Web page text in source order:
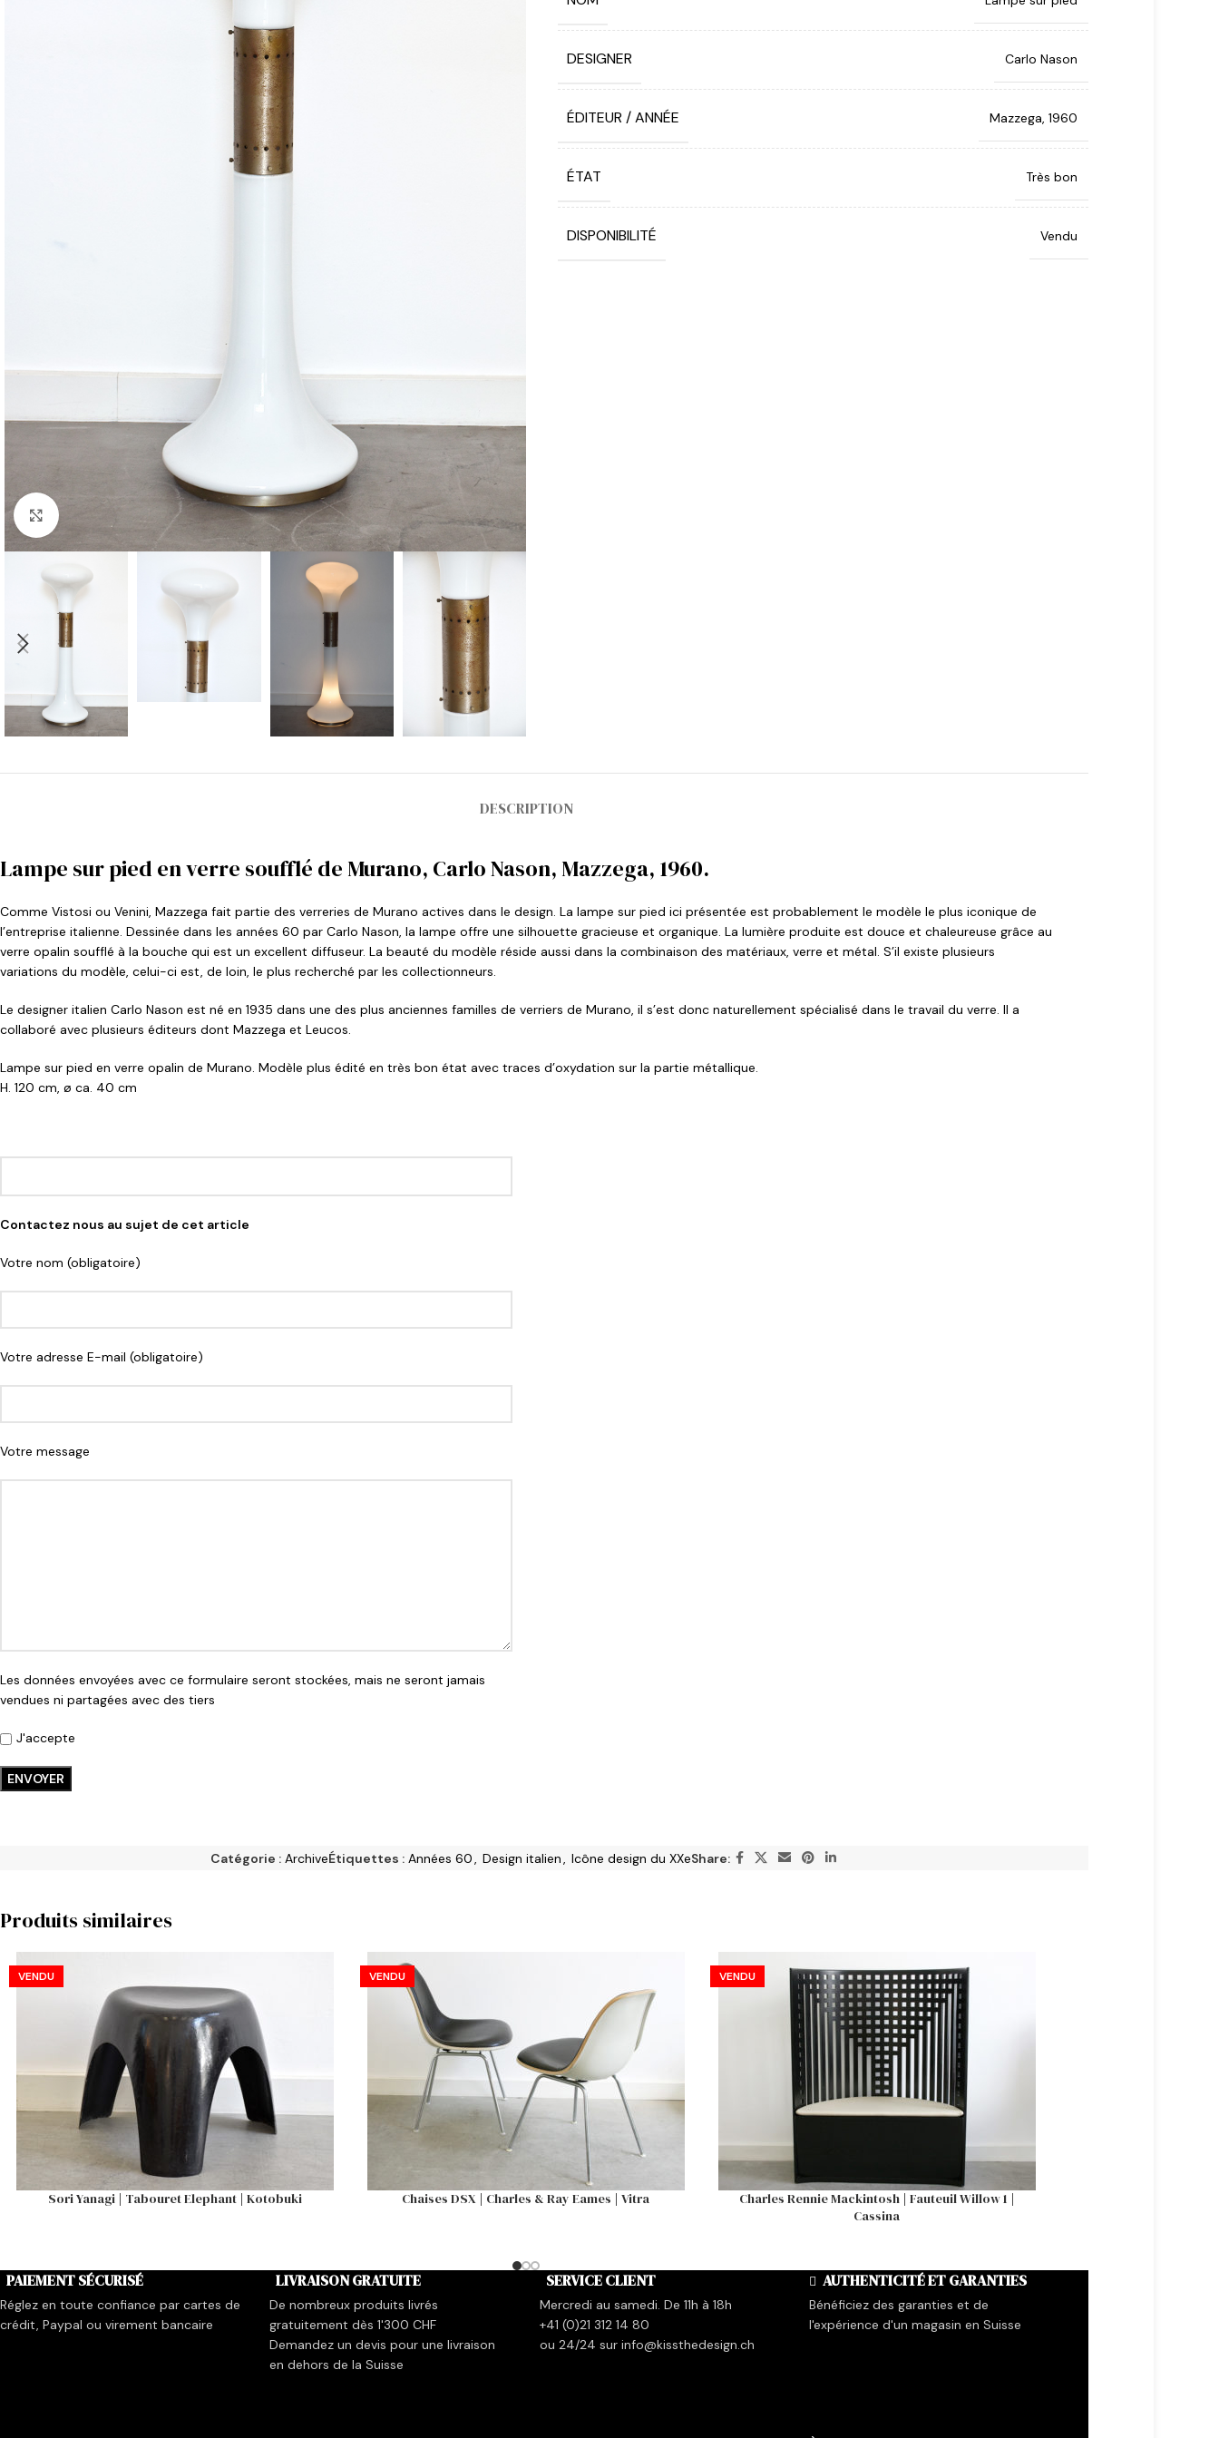
Cliquer pour agrandir
DESIGNER Carlo Nason
ÉDITEUR / ANNÉE Mazzega, 1960
ÉTAT Très bon
DISPONIBILITÉ Vendu
DESCRIPTION
Lampe sur pied en verre soufflé de Murano, Carlo Nason, Mazzega, 1960.
Comme Vistosi ou Venini, Mazzega fait partie des verreries de Murano actives dans le design. La lampe sur pied ici présentée est probablement le modèle le plus iconique de
l’entreprise italienne. Dessinée dans les années 60 par Carlo Nason, la lampe offre une silhouette gracieuse et organique. La lumière produite est douce et chaleureuse grâce au
verre opalin soufflé à la bouche qui est un excellent diffuseur. La beauté du modèle réside aussi dans la combinaison des matériaux, verre et métal. S’il existe plusieurs
variations du modèle, celui-ci est, de loin, le plus recherché par les collectionneurs.
Le designer italien Carlo Nason est né en 1935 dans une des plus anciennes familles de verriers de Murano, il s’est donc naturellement spécialisé dans le travail du verre. Il a
collaboré avec plusieurs éditeurs dont Mazzega et Leucos.
Lampe sur pied en verre opalin de Murano. Modèle plus édité en très bon état avec traces d’oxydation sur la partie métallique.
H. 120 cm, ø ca. 40 cm
Contactez nous au sujet de cet article
Votre nom (obligatoire)
Votre adresse E-mail (obligatoire)
Votre message
Les données envoyées avec ce formulaire seront stockées, mais ne seront jamais
vendues ni partagées avec des tiers
J'accepte
Catégorie : ArchiveÉtiquettes : Années 60 Design italien Icône design du XXeShare:
Produits similaires
VENDU
Sori Yanagi | Tabouret Elephant | Kotobuki
VENDU
Chaises DSX | Charles & Ray Eames | Vitra
VENDU
Charles Rennie Mackintosh | Fauteuil Willow 1 |
Cassina
PAIEMENT SÉCURISÉ
Réglez en toute confiance par cartes de
crédit, Paypal ou virement bancaire
LIVRAISON GRATUITE
De nombreux produits livrés
gratuitement dès 1'300 CHF
Demandez un devis pour une livraison
en dehors de la Suisse
SERVICE CLIENT
Mercredi au samedi. De 11h à 18h
+41 (0)21 312 14 80
ou 24/24 sur info@kissthedesign.ch
AUTHENTICITÉ ET GARANTIES
Bénéficiez des garanties et de
l'expérience d'un magasin en Suisse